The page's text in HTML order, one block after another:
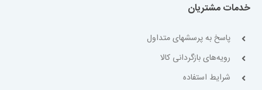
خدمات مشتریان
پاسخ به پرسشهای متداول
رویه‌های بازگردانی کالا
شرایط استفاده